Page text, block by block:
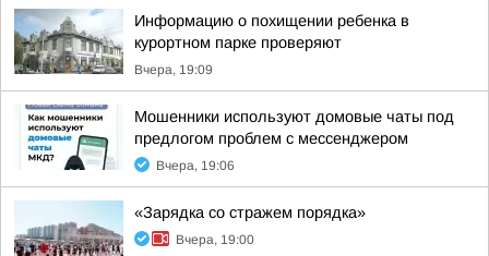
Информацию о похищении ребенка в
курортном парке проверяют
Вчера, 19:09
Мошенники используют домовые чаты под
предлогом проблем с мессенджером
Вчера, 19:06
«Зарядка со стражем порядка»
Вчера, 19:00